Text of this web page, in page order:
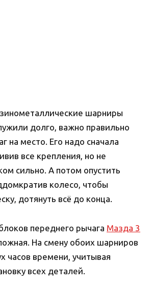
шарниры
долго, важно правильно
на место. Его надо сначала
все крепления, но не
сильно. А потом опустить
колесо, чтобы
дотянуть всё до конца.
переднего рычага Мазда 3
На смену обоих шарниров
часов времени, учитывая
всех деталей.